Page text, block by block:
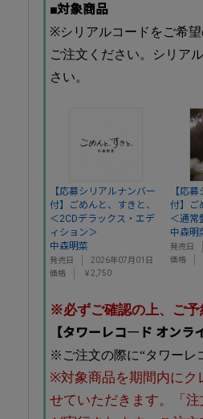
■対象商品
※シリアルコードをご希
ご注文ください。シリア
さい。
【応募シリアルナンバー
付】ごめんと、すきと、
＜2CDデラックス・エデ
ィション＞
中森明菜
発売日
2026年07月01日
価格
￥2,750
【応
付】ご
＜通常
中森明
発売日
価格
※必ずご確認の上、ご
【タワーレコ―ド オンラ
※ご注文の際に“タワーレ
※対象商品を期間内にク
せていただきます。「